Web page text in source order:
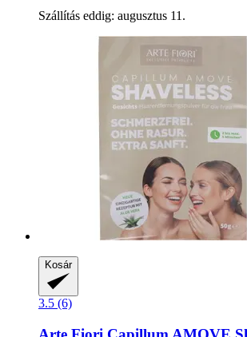
Szállítás eddig: augusztus 11.
Kosár
3.5 (6)